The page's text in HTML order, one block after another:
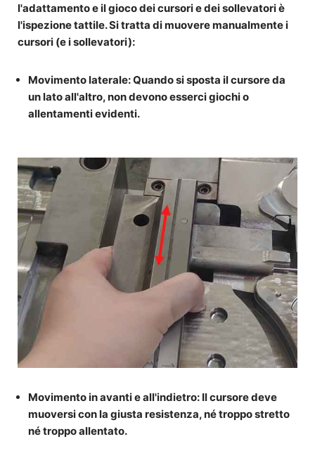
l'adattamento e il gioco dei cursori e dei sollevatori è
l'ispezione tattile. Si tratta di muovere manualmente i
cursori (e i sollevatori):
Movimento laterale: Quando si sposta il cursore da
un lato all'altro, non devono esserci giochi o
allentamenti evidenti.
Movimento in avanti e all'indietro: Il cursore deve
muoversi con la giusta resistenza, né troppo stretto
né troppo allentato.